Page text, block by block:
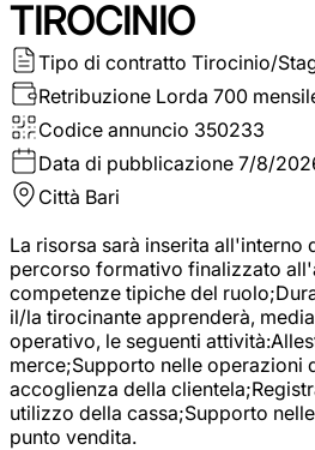
TIROCINIO
Tipo di contratto Tirocinio/
Retribuzione Lorda 700
Codice annuncio 350233
Data di pubblicazione 7/8/
Città Bari
La risorsa sarà inserita all'interno
percorso formativo finalizzato
competenze tipiche del
il/la tirocinante apprenderà,
operativo, le seguenti
merce;Supporto nelle operazioni
accoglienza della
utilizzo della cassa;Supporto
punto vendita.